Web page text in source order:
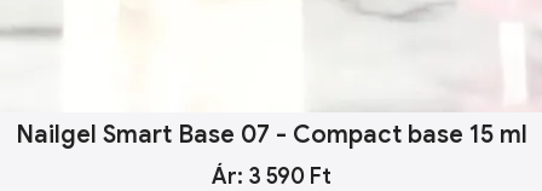
Nailgel Smart Base 07 - Compact base 15 ml
Ár: 3 590 Ft